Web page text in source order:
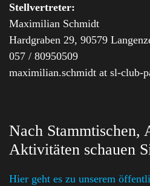
Stellvertreter:
Maximilian Schmidt
Hardgraben 29, 90579
057 / 80950509
maximilian.schmidt at sl-club-
Nach Stammtischen,
Aktivitäten schauen
Hier geht es zu unserem